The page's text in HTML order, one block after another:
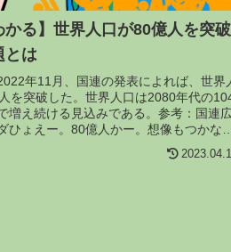
かる】世界人口が80億人を突
とは
年11月、国連の発表によれば、世界
を突破した。世界人口は2080年代の
増え続ける見込みである。参考：国連
ひょえー。80億人かー。想像もつかな